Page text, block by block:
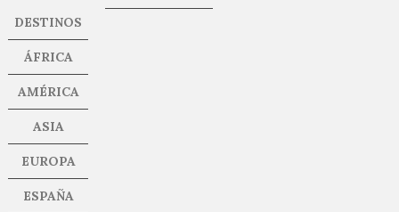
DESTINOS
ÁFRICA
AMÉRICA
ASIA
EUROPA
ESPAÑA